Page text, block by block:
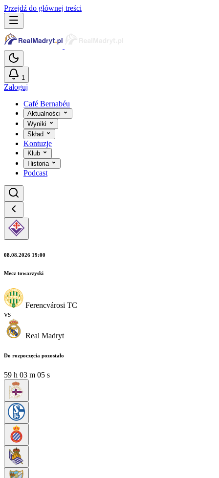
Przejdź do głównej treści
1
Zaloguj
Café Bernabéu
Aktualności
Wyniki
Skład
Kontuzje
Klub
Historia
Podcast
08.08.2026 19:00
Mecz towarzyski
Ferencvárosi TC
vs
Real Madryt
Do rozpoczęcia pozostało
59 h 03 m 03 s